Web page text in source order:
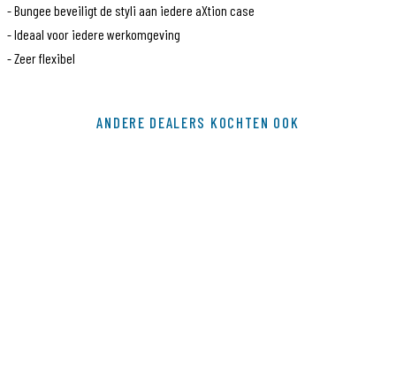
- Bungee beveiligt de styli aan iedere aXtion case
- Ideaal voor iedere werkomgeving
- Zeer flexibel
CWX210
ANDERE DEALERS KOCHTEN OOK